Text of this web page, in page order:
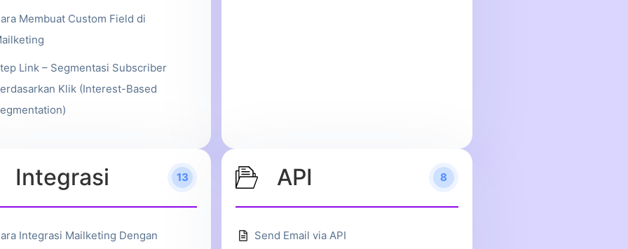
Membuat Custom Field di
Link – Segmentasi Subscriber
Klik (Interest-Based
Integrasi 13
Integrasi Mailketing Dengan
API 8
Send Email via API